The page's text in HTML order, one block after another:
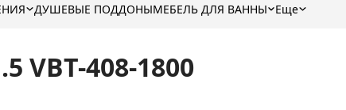
ДУШЕВЫЕ ПОДДОНЫМЕБЕЛЬ ДЛЯ ВАННЫ Еще
VBT-408-1800